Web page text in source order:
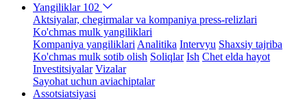
Yangiliklar 102
Aktsiyalar, chegirmalar va kompaniya press-relizlari
Ko'chmas mulk yangiliklari
Kompaniya yangiliklari Analitika Intervyu Shaxsiy tajriba
Ko'chmas mulk sotib olish Soliqlar Ish Chet elda hayot
Investitsiyalar Vizalar
Sayohat uchun aviachiptalar
Assotsiatsiyasi